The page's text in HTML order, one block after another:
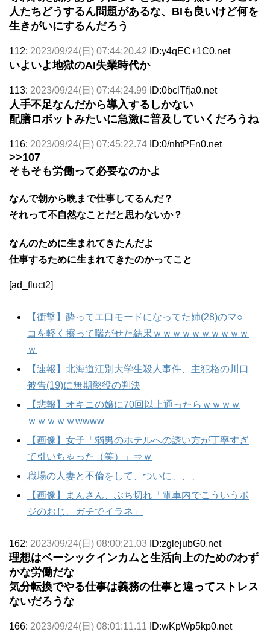
人たちどうするん問題があるな、BIも良いけど何を
生きがいにするんだろう
112: 2023/09/24(日) 07:44:20.42 ID:y4qEC+1C0.net
いよいよ地獄のAI失業時代か
113: 2023/09/24(日) 07:44:24.99 ID:0bclTfja0.net
人手不足なんだから導入するしかない
配膳ロボットみたいに急激に普及していくだろうね
116: 2023/09/24(日) 07:45:22.74 ID:0/nhtPFn0.net
>>107
そもそも労働って必要なのかよ
なんで朝から晩まで仕事してるんだ？
それって不自然なことだと思わないか？
なんのために生まれてきたんだよ
仕事するために生まれてきたのかってこと
[ad_fluct2]
【衝撃】酔ってエ口モードになってた姉(28)のマ○
コを軽く擦って喘がせた結果ｗｗｗｗｗｗｗｗｗｗ
ｗ
【速報】北海道江別大学生殺人事件、主犯格の川口
被告(19)に無期懲役の判決
【悲報】オキニの嬢に70回以上通ったらｗｗｗｗ
ｗｗｗｗｗwwww
【画像】女子「弱男のホテルへの誘い方が丁寧すぎ
て引いちゃった（笑）」⇒ｗ
職場の人妻と不倫をして、ついに、、、
【画像】まんさん、ぶち切れ「電車内でこういうポ
ジのおじ、ガチでイラネ」
162: 2023/09/24(日) 08:00:21.03 ID:zglejubG0.net
理想はベーシックインカムと生活向上のためのわず
かな労働だな
気分転換でやる仕事は義務の仕事と違ってストレス
ないだろうな
166: 2023/09/24(日) 08:01:11.11 ID:wKpWp5kp0.net